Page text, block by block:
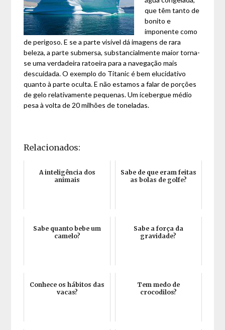
que têm tanto de
bonito e
imponente como
de perigoso. E se a parte visível dá imagens de rara
beleza, a parte submersa, substancialmente maior torna-
se uma verdadeira ratoeira para a navegação mais
descuidada. O exemplo do Titanic é bem elucidativo
quanto à parte oculta. E não estamos a falar de porções
de gelo relativamente pequenas. Um icebergue médio
pesa à volta de 20 milhões de toneladas.
Relacionados:
A inteligência dos
animais
Sabe de que eram feitas
as bolas de golfe?
Sabe quanto bebe um
camelo?
Sabe a força da
gravidade?
Conhece os hábitos das
vacas?
Tem medo de
crocodilos?